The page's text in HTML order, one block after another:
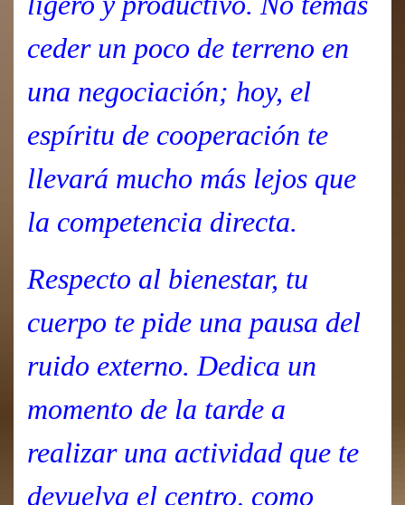
ceder un poco de terreno en
una negociación; hoy, el
espíritu de cooperación te
llevará mucho más lejos que
la competencia directa.
Respecto al bienestar, tu
cuerpo te pide una pausa del
ruido externo. Dedica un
momento de la tarde a
realizar una actividad que te
devuelva el centro, como